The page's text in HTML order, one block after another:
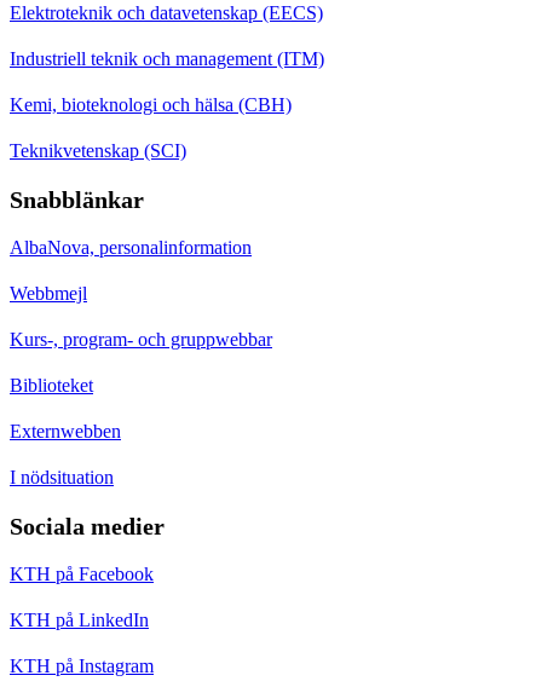
Elektroteknik och datavetenskap (EECS)
Industriell teknik och management (ITM)
Kemi, bioteknologi och hälsa (CBH)
Teknikvetenskap (SCI)
Snabblänkar
AlbaNova, personalinformation
Webbmejl
Kurs-, program- och gruppwebbar
Biblioteket
Externwebben
I nödsituation
Sociala medier
KTH på Facebook
KTH på LinkedIn
KTH på Instagram